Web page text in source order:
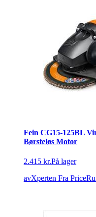
Fein CG15-125BL
Børsteløs Motor
2.415 kr.På lager
avXperten Fra